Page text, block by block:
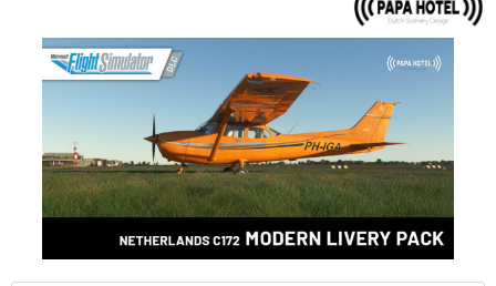
FlightSim Studio - E-Jets 170/175 Aerosoft Aircraft A340-